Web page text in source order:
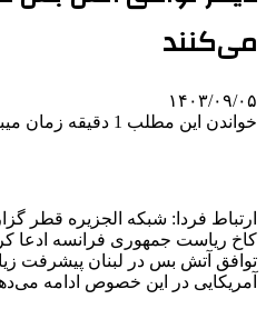
می‌کنند
۱۴۰۳/۰۹/۰۵
خواندن این مطلب 1 دقیقه زمان میبرد
ارتباط فردا: شبکه الجزیره قطر
کاخ ریاست جمهوری فرانسه ادعا
توافق آتش بس در لبنان پیشرفت
آمریکایی در این خصوص ادامه